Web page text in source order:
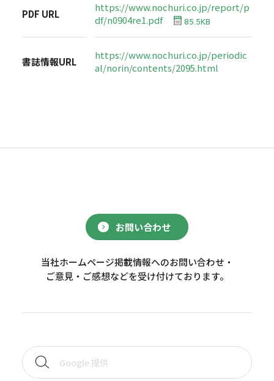
PDF URL
https://www.nochuri.co.jp/report/p
df/n0904re1.pdf
85.5KB
書誌情報URL
https://www.nochuri.co.jp/periodic
al/norin/contents/2095.html
お問い合わせ
当社ホームページ掲載情報へのお問い合わせ・
ご意見・ご感想などを受け付けております。